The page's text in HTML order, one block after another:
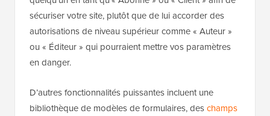
sécuriser votre site, plutôt que de lui accorder des
autorisations de niveau supérieur comme « Auteur »
ou « Éditeur » qui pourraient mettre vos paramètres
en danger.
D’autres fonctionnalités puissantes incluent une
bibliothèque de modèles de formulaires, deschamps